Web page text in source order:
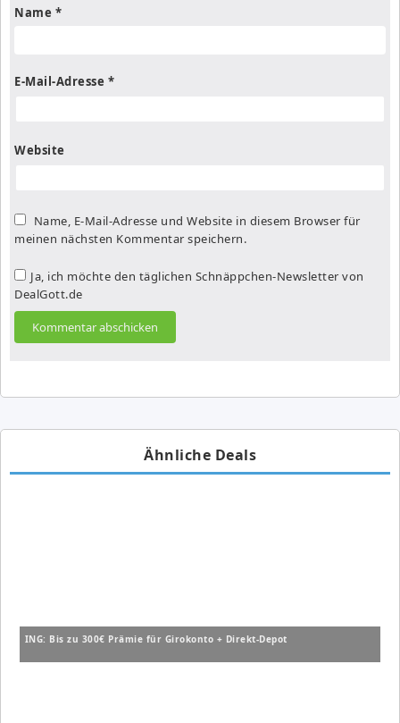
Name *
E-Mail-Adresse *
Website
Name, E-Mail-Adresse und Website in diesem Browser für
meinen nächsten Kommentar speichern.
Ja, ich möchte den täglichen Schnäppchen-Newsletter von
DealGott.de
Ähnliche Deals
ING: Bis zu 300€ Prämie für Girokonto + Direkt-Depot